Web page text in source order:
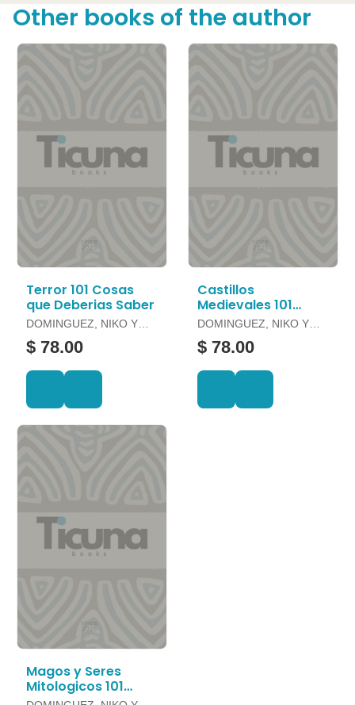
Other books of the author
Terror 101 Cosas
que Deberias Saber
DOMINGUEZ, NIKO Y
OTROS
$ 78.00
Castillos
Medievales 101
Cosas que Deberias
Saber
DOMINGUEZ, NIKO Y
OTROS
$ 78.00
Magos y Seres
Mitologicos 101
Cosas que Deberias